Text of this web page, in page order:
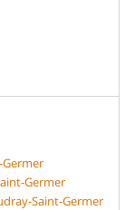
Germer
Saint-Germer